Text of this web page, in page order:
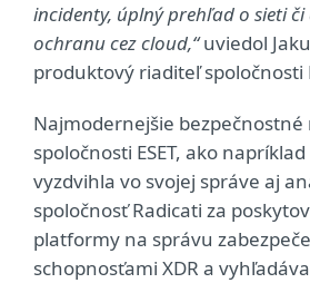
incidenty, úplný prehľad o sieti
ochranu cez cloud,“uviedol
produktový riaditeľ spoločnosti
Najmodernejšie bezpečnostné
spoločnosti ESET, ako napríklad
vyzdvihla vo svojej správe aj
spoločnosť Radicati za
platformy na správu
schopnosťami XDR a